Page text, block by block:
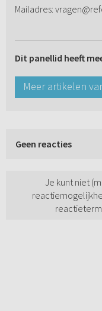
Mailadres:
Dit panellid heeft
Meer artikelen
Geen reacties
Je kunt niet